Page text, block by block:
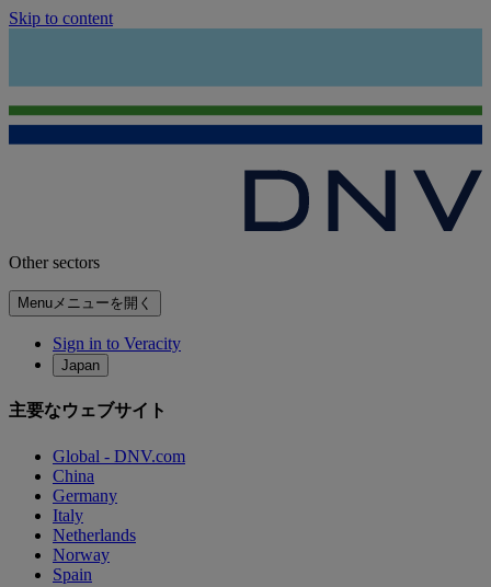
Skip to content
Other sectors
Menuメニューを開く
Sign in to Veracity
Japan
主要なウェブサイト
Global - DNV.com
China
Germany
Italy
Netherlands
Norway
Spain